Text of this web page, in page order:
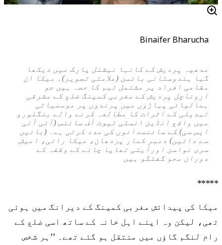
Binaifer Bharucha
مدھیہ پردیش کے کانہا نیشنل پارک میں دیکھا
گیا ہندوستانی بائسن (علامتی تصویر)۔ میکا ان
مقامی افراد پر مشتمل ٹیم کا حصہ ہیں جو
اروناچل پردیش کے مغربی کمینگ ضلع کے مشرقی
ہمالیائی پہاڑوں میں پرندوں پر موسمیاتی
تبدیلی کے اثرات کا مطالعہ کرنے والے بنگلورو
میں واقع انڈین انسٹی ٹیوٹ آف سائنس (آئی آئی
ایس سی) کے سائنسدانوں کی مدد کرتی ہے۔ (بائیں
سے دائیں) دمبر کمار پردھان، میکا رائی، امیش
سری نواسن اورآیتی تھاپا چائے کے وقفہ کے
دوران محو گفتگو ہیں
*****
میکا کی پیدائش مغربی کمینگ کے دیرانگ میں ہوئی
تھی، لیکن وہ اپنے اہل خانہ کے ساتھ اسی ضلع کے
رام لنگم گاؤں میں منتقل ہو گئے تھے۔ ’’ہر شخص